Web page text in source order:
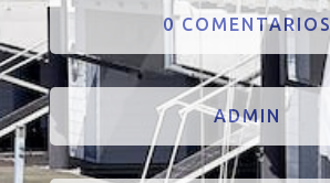
0 COMENTARIOS
ADMIN